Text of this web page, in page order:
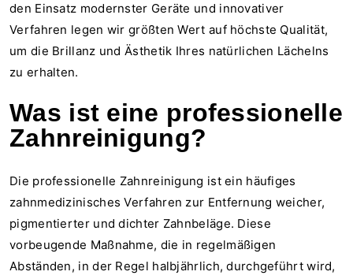
den Einsatz modernster Geräte und innovativer
Verfahren legen wir größten Wert auf höchste Qualität,
um die Brillanz und Ästhetik Ihres natürlichen Lächelns
zu erhalten.
Was ist eine professionelle
Zahnreinigung?
Die professionelle Zahnreinigung ist ein häufiges
zahnmedizinisches Verfahren zur Entfernung weicher,
pigmentierter und dichter Zahnbeläge. Diese
vorbeugende Maßnahme, die in regelmäßigen
Abständen, in der Regel halbjährlich, durchgeführt wird,